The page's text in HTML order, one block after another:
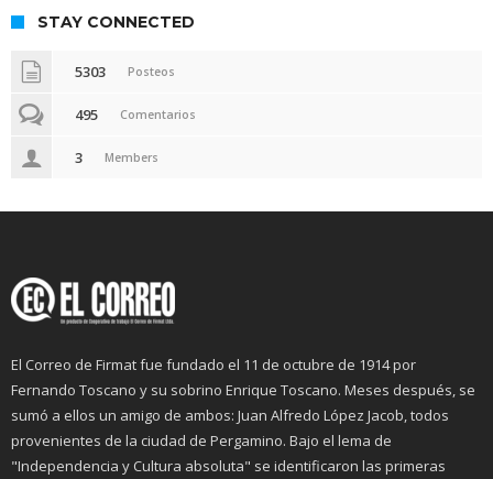
STAY CONNECTED
5303 Posteos
495 Comentarios
3 Members
El Correo de Firmat fue fundado el 11 de octubre de 1914 por
Fernando Toscano y su sobrino Enrique Toscano. Meses después, se
sumó a ellos un amigo de ambos: Juan Alfredo López Jacob, todos
provenientes de la ciudad de Pergamino. Bajo el lema de
"Independencia y Cultura absoluta" se identificaron las primeras